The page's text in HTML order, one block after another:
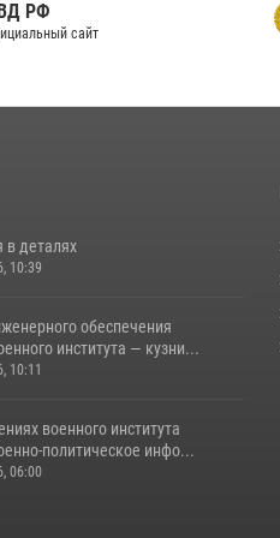
РФ
сайт
в деталях
10:39
обеспечения
института — кузни...
10:11
военного института
политическое инфо...
06:00